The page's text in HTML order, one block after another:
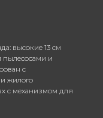
высокие 13 см
и
с
жилого
с механизмом для